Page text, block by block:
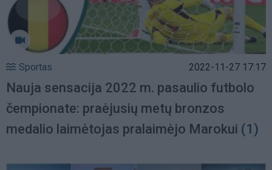
Sportas 2022-11-27 17:17
Nauja sensacija 2022 m. pasaulio futbolo
čempionate: praėjusių metų bronzos
medalio laimėtojas pralaimėjo Marokui (1)